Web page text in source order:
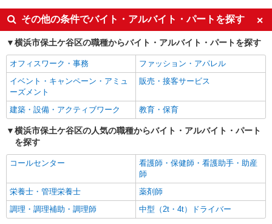
入社日応相談
未経験歓迎
経験者・有資格者歓迎
新卒・第二新卒歓迎
女性活躍中
主婦・主夫歓迎
フリーター歓迎
学歴不問
ブランクOK
ミドル（40代～）活躍中
エルダー（50代～）活躍中
シニア（60代～）活躍中
高収入・高額
ボーナス・賞与あり
昇給あり
完全週休2日制
フルタイム歓迎
禁煙・分煙
車通勤OK
バイク通勤OK
自転車通勤OK
残業少なめ（月20h未満）
交通費支給
その他の条件でバイト・アルバイト・パートを探す
横浜市保土ケ谷区の職種からバイト・アルバイト・パートを探す
オフィスワーク・事務
ファッション・アパレル
イベント・キャンペーン・アミュ
ーズメント
販売・接客サービス
建築・設備・アクティブワーク 教育・保育
横浜市保土ケ谷区の人気の職種からバイト・アルバイト・パート
を探す
コールセンター
看護師・保健師・看護助手・助産
師
栄養士・管理栄養士
薬剤師
調理・調理補助・調理師
中型（2t・4t）ドライバー